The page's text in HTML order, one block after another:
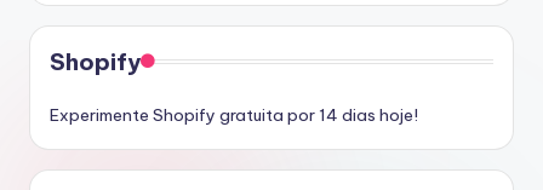
Shopify
Experimente Shopify gratuita por 14 dias hoje!